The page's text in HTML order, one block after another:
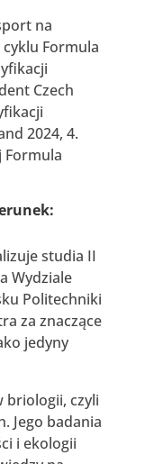
na
Formula
Czech
2024, 4.
Formula
studia II
Wydziale
Politechniki
za znaczące
jedyny
briologii, czyli
Jego badania
i ekologii